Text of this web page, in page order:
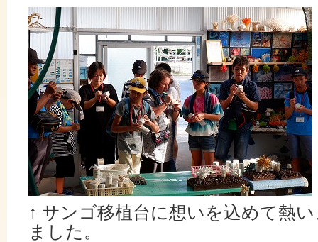
↑ サンゴ移植台に想いを込めて熱
ました。